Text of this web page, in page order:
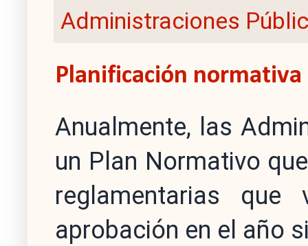
Administraciones
Planificación normativa
Anualmente, las
un Plan Normativo
reglamentarias
aprobación en el año